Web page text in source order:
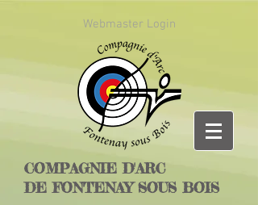
Webmaster Login
COMPAGNIE D'ARC
DE FONTENAY SOUS BOIS